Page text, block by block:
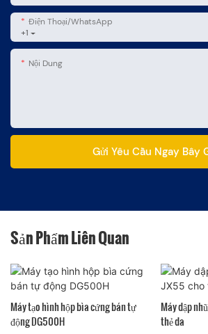
+1
Điện Thoại/WhatsApp
Nội Dung
Gửi Yêu Cầu Ngay Bây
Sản Phẩm Liên Quan
Máy tạo hình hộp bìa cứng bán tự
động DG500H
Máy dập
thẻ da